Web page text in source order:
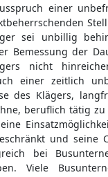
einer
sei unbillig
Bemessung der
nicht
einer zeitlich
des Klägers,
beruflich tätig
und seine
bei
Viele